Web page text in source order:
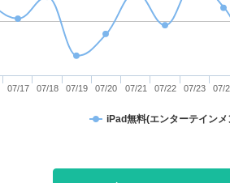
iPad無料(エンターテインメ
07/17 07/18 07/19 07/20 07/21 07/22 07/23 07/